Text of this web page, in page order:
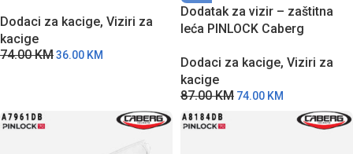
zamagljivanja
Dodaci za kacige, Viziri za
kacige
74.00KM36.00 KM
Dodatak za vizir – zaštitna
leća PINLOCK Caberg
zamagljivanja
Dodaci za kacige, Viziri za
kacige
87.00KM 74.00 KM